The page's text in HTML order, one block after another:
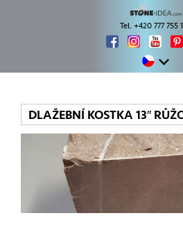
Tel. +420 777 755
DLAŽEBNÍ KOSTKA 13″